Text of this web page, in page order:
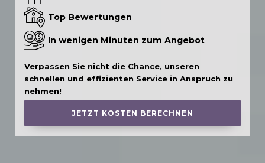
Top Bewertungen
In wenigen Minuten zum Angebot
Verpassen Sie nicht die Chance, unseren
schnellen und effizienten Service in Anspruch zu
nehmen!
JETZT KOSTEN BERECHNEN